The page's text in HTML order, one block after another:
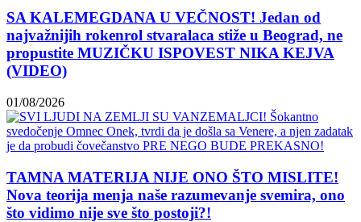
SA KALEMEGDANA U VEČNOST! Jedan od
najvažnijih rokenrol stvaralaca stiže u Beograd, ne
propustite MUZIČKU ISPOVEST NIKA KEJVA
(VIDEO)
01/08/2026
TAMNA MATERIJA NIJE ONO ŠTO MISLITE!
Nova teorija menja naše razumevanje svemira, ono
što vidimo nije sve što postoji?!